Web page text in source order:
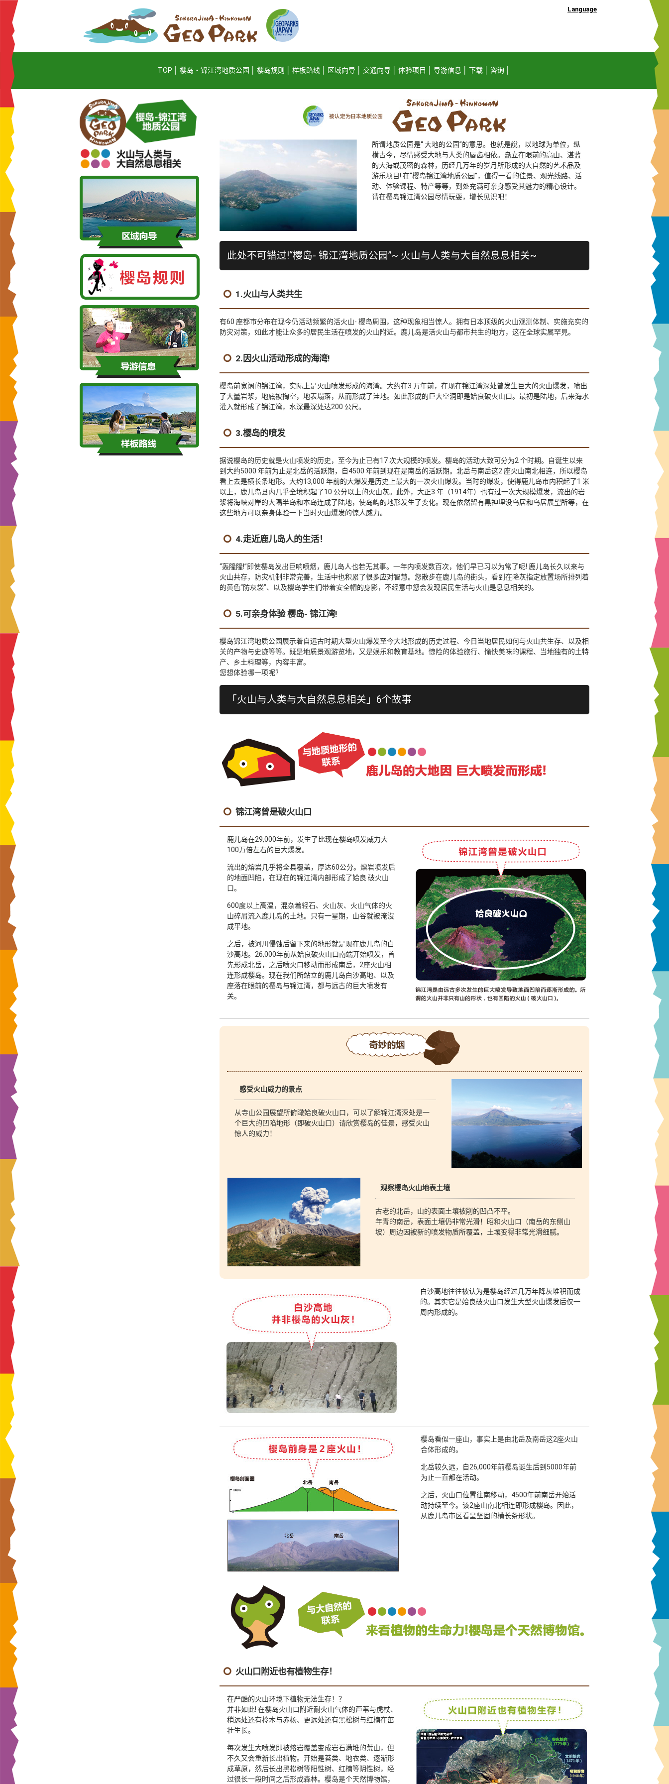
Language
TOP 樱岛・锦江湾地质公园 樱岛规则 样板路线 区域向导 交通向导 体验项目 导游信息 下载 咨询
所谓地质公园是“ 大地的公园”的意思。也就是說，以地球为单位，纵
横古今，尽情感受大地与人类的唇齿相依。矗立在眼前的高山、湛蓝
的大海或茂密的森林，历经几万年的岁月所形成的大自然的艺术品及
游乐项目! 在“樱岛锦江湾地质公园”，值得一看的佳景、观光线路、活
动、体验课程、特产等等，到处充满可亲身感受其魅力的精心设计。
请在樱岛锦江湾公园尽情玩耍，增长见识吧！
此处不可错过!“樱岛- 锦江湾地质公园”~ 火山与人类与大自然息息相关~
1.火山与人类共生
有60 座都市分布在现今仍活动频繁的活火山- 樱岛周围，这种现象相当惊人。拥有日本顶级的火山观测体制、实施充实的
防灾对策，如此才能让众多的居民生活在喷发的火山附近。鹿儿岛是活火山与都市共生的地方，这在全球实属罕見。
2.因火山活动形成的海湾!
樱岛前宽阔的锦江湾，实际上是火山喷发形成的海湾。大约在3 万年前，在现在锦江湾深处曾发生巨大的火山爆发，喷出
了大量岩浆，地底被掏空，地表塌落，从而形成了洼地。如此形成的巨大空洞即是姶良破火山口。最初是陆地，后来海水
灌入就形成了锦江湾，水深最深处达200 公尺。
3.樱岛的喷发
据说樱岛的历史就是火山喷发的历史，至今为止已有17 次大规模的喷发。樱岛的活动大致可分为2 个时期。自诞生以来
到大约5000 年前为止是北岳的活跃期，自4500 年前到现在是南岳的活跃期。北岳与南岳这2 座火山南北相连，所以樱岛
看上去是横长条地形。大约13,000 年前的大爆发是历史上最大的一次火山爆发。当时的爆发，使得鹿儿岛市内积起了1 米
以上，鹿儿岛县内几乎全境积起了10 公分以上的火山灰。此外，大正3 年（1914年）也有过一次大规模爆发，流出的岩
浆将海峡对岸的大隅半岛和本岛连成了陆地，使岛屿的地形发生了变化。现在依然留有黒神埋没鸟居和鸟居展望所等，在
这些地方可以亲身体验一下当时火山爆发的惊人威力。
4.走近鹿儿岛人的生活！
“轰隆隆!”即使樱岛发出巨响喷烟，鹿儿岛人也若无其事。一年内喷发数百次，他们早已习以为常了呢! 鹿儿岛长久以来与
火山共存，防灾机制非常完善，生活中也积累了很多应对智慧。您散步在鹿儿岛的街头，看到在降灰指定放置场所排列着
的黄色“防灰袋”、以及樱岛学生们带着安全帽的身影，不经意中您会发现居民生活与火山是息息相关的。
5.可亲身体验 樱岛- 锦江湾!
樱岛锦江湾地质公园展示着自远古时期大型火山爆发至今大地形成的历史过程、今日当地居民如何与火山共生存、以及相
关的产物与史迹等等。既是地质景观游览地，又是娱乐和教育基地。惊险的体验旅行、愉快美味的课程、当地独有的土特
产、乡土料理等，内容丰富。
您想体验哪一项呢?
「火山与人类与大自然息息相关」6个故事
锦江湾曾是破火山口
鹿儿岛在29,000年前，发生了比现在樱岛喷发威力大
100万倍左右的巨大爆发。
流出的熔岩几乎将全县覆盖，厚达60公分。熔岩喷发后
的地面凹陷，在现在的锦江湾内部形成了姶良 破火山
口。
600度以上高温，混杂着轻石、火山灰、火山气体的火
山碎屑流入鹿儿岛的土地。只有一星期，山谷就被淹沒
成平地。
之后，被河川侵蚀后留下来的地形就是现在鹿儿岛的白
沙高地。26,000年前从姶良破火山口南端开始喷发，首
先形成北岳，之后喷火口移动而形成南岳，2座火山相
连形成樱岛。现在我们所站立的鹿儿岛白沙高地、以及
座落在眼前的樱岛与锦江湾，都与远古的巨大喷发有
关。
感受火山威力的景点
从寺山公园展望所俯瞰姶良破火山口，可以了解锦江湾深处是一
个巨大的凹陷地形（即破火山口）请欣赏樱岛的佳景，感受火山
惊人的威力！
观察樱岛火山地表土壤
古老的北岳，山的表面土壤被削的凹凸不平。
年青的南岳，表面土壤仍非常光滑！昭和火山口（南岳的东侧山
坡）周边因被新的喷发物质所覆盖，土壤变得非常光滑细腻。
白沙高地往往被认为是樱岛经过几万年降灰堆积而成
的。其实它是姶良破火山口发生大型火山爆发后仅一
周内形成的。
樱岛看似一座山，事实上是由北岳及南岳这2座火山
合体形成的。
北岳较久远，自26,000年前樱岛诞生后到5000年前
为止一直都在活动。
之后，火山口位置往南移动，4500年前南岳开始活
动持续至今。该2座山南北相连即形成樱岛。因此，
从鹿儿岛市区看呈坚固的横长条形状。
火山口附近也有植物生存！
在严酷的火山环境下植物无法生存！？
并非如此! 在樱岛火山口附近耐火山气体的芦苇与虎杖、
稍远处还有柃木与赤杨、更远处还有黑松树与红楠在茁
壮生长。
每次发生大喷发即被熔岩覆盖变成岩石满堆的荒山，但
不久又会重新长出植物。开始是苔类、地衣类、逐渐形
成草原，然后长出黑松树等阳性树、红楠等阴性树，经
过很长一段时间之后形成森林。樱岛是个天然博物馆，